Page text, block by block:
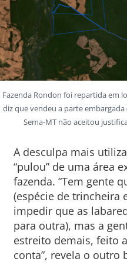
Fazenda Rondon foi repartida em
diz que vendeu a parte
Sema-MT não aceitou
A desculpa mais
“pulou” de uma área
fazenda. “Tem gente
(espécie de trincheira
impedir que as
para outra), mas a
estreito demais, feito
conta”, revela o outro